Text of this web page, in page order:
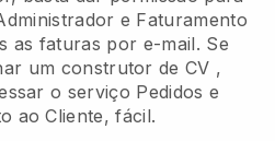
e Faturamento
as faturas por e-mail. Se
um construtor de CV ,
o serviço Pedidos e
ao Cliente, fácil.